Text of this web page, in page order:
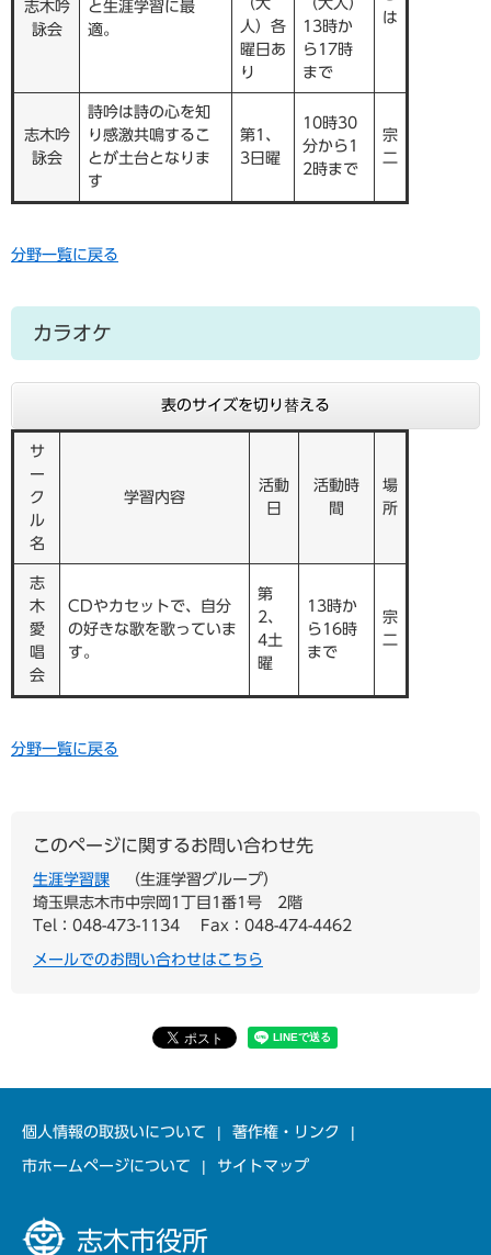
志木吟
詠会
と生涯学習に最
適。
は
（大
人）各
曜日あ
り
（大人）
13時か
ら17時
まで
志木吟
詠会
詩吟は詩の心を知
り感激共鳴するこ
とが土台となりま
す
第1、
3日曜
10時30
分から1
2時まで
宗
二
分野一覧に戻る
カラオケ
表のサイズを切り替える
サ
ー
ク
ル
名
学習内容
活動
日
活動時
間
場
所
志
木
愛
唱
会
CDやカセットで、自分
の好きな歌を歌っていま
す。
第
2、
4土
曜
13時か
ら16時
まで
宗
二
分野一覧に戻る
このページに関するお問い合わせ先
生涯学習課
生涯学習グループ
埼玉県志木市中宗岡1丁目1番1号 2階
Tel：048-473-1134
Fax：048-474-4462
メールでのお問い合わせはこちら
個人情報の取扱いについて 著作権・リンク
市ホームページについて サイトマップ
志木市役所